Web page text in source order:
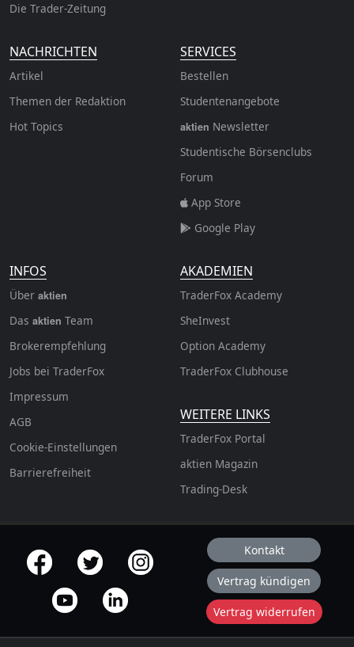
Die Trader-Zeitung
NACHRICHTEN
Artikel
Themen der Redaktion
Hot Topics
SERVICES
Bestellen
Studentenangebote
aktien Newsletter
Studentische Börsenclubs
Forum
App Store
Google Play
INFOS
Über aktien
Das aktien Team
Brokerempfehlung
Jobs bei TraderFox
Impressum
AGB
Cookie-Einstellungen
Barrierefreiheit
AKADEMIEN
TraderFox Academy
SheInvest
Option Academy
TraderFox Clubhouse
WEITERE LINKS
TraderFox Portal
aktien Magazin
Trading-Desk
offizielle Social Media-Accounts Kontakt
Vertrag kündigen
Vertrag widerrufen